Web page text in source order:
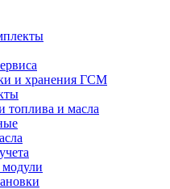
и хранения ГСМ
топлива и масла